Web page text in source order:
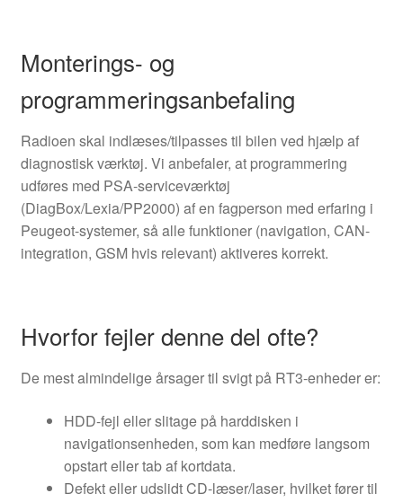
Monterings- og
programmeringsanbefaling
Radioen skal indlæses/tilpasses til bilen ved hjælp af
diagnostisk værktøj. Vi anbefaler, at programmering
udføres med PSA-serviceværktøj
(DiagBox/Lexia/PP2000) af en fagperson med erfaring i
Peugeot-systemer, så alle funktioner (navigation, CAN-
integration, GSM hvis relevant) aktiveres korrekt.
Hvorfor fejler denne del ofte?
De mest almindelige årsager til svigt på RT3-enheder er:
HDD-fejl eller slitage på harddisken i
navigationsenheden, som kan medføre langsom
opstart eller tab af kortdata.
Defekt eller udslidt CD-læser/laser, hvilket fører til